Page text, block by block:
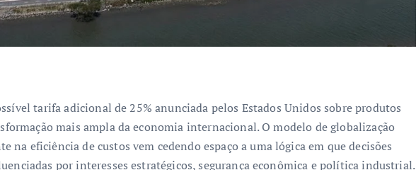
tarifa adicional de 25% anunciada pelos Estados Unidos sobre produtos
mais ampla da economia internacional. O modelo de globalização
na eficiência de custos vem cedendo espaço a uma lógica em que decisões
por interesses estratégicos, segurança econômica e política industrial.